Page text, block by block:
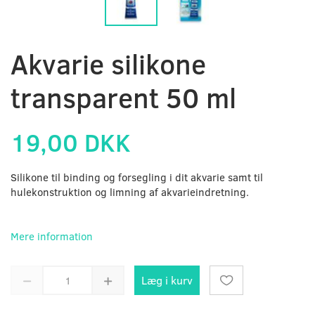
Akvarie silikone
transparent 50 ml
19,00 DKK
Silikone til binding og forsegling i dit akvarie samt til
hulekonstruktion og limning af akvarieindretning.
Mere information
Læg i kurv